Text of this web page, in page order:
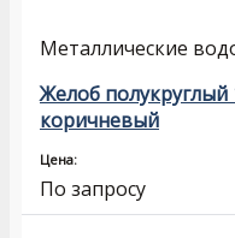
Металлические
Желоб
коричневый
Цена:
По запросу